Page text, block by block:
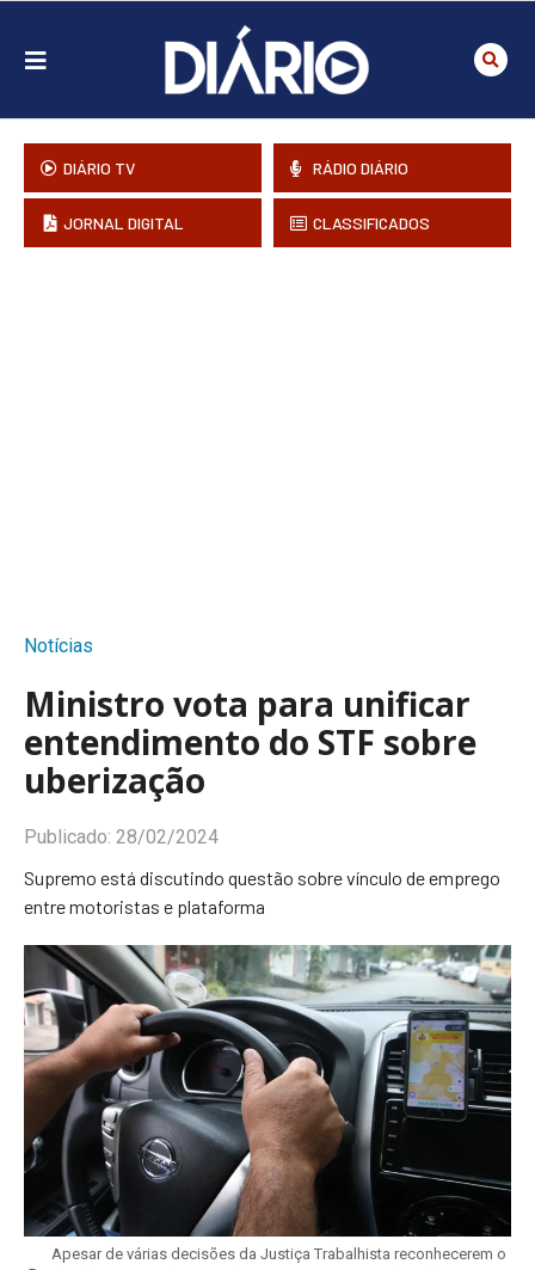
DIÁRIO TV RÁDIO DIÁRIO
JORNAL DIGITAL CLASSIFICADOS
Notícias
Ministro vota para unificar
entendimento do STF sobre
uberização
Publicado: 28/02/2024
Supremo está discutindo questão sobre vínculo de emprego
entre motoristas e plataforma
Apesar de várias decisões da Justiça Trabalhista reconhecerem o